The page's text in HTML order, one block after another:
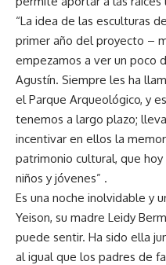
“La idea de las esculturas
primer año del proyecto –
empezamos a ver un poco
Agustín. Siempre les ha
el Parque Arqueológico, y
tenemos a largo plazo;
incentivar en ellos la
patrimonio cultural, que
niños y jóvenes” .
Es una noche inolvidable y
Yeison, su madre Leidy
puede sentir. Ha sido ella
al igual que los padres de